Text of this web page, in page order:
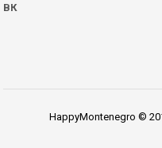
ВК
HappyMontenegro ©